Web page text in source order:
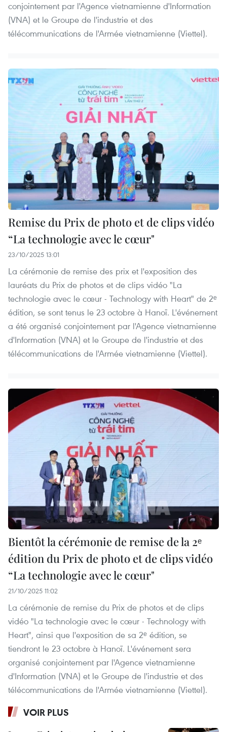
conjointement par l'Agence vietnamienne d'Information
(VNA) et le Groupe de l'industrie et des
télécommunications de l'Armée vietnamienne (Viettel).
Remise du Prix de photo et de clips vidéo
“La technologie avec le cœur"
23/10/2025 13:01
La cérémonie de remise des prix et l'exposition des
lauréats du Prix de photos et de clips vidéo "La
technologie avec le cœur - Technology with Heart" de 2ᵉ
édition, se sont tenus le 23 octobre à Hanoï. L'événement
a été organisé conjointement par l'Agence vietnamienne
d'Information (VNA) et le Groupe de l'industrie et des
télécommunications de l'Armée vietnamienne (Viettel).
Bientôt la cérémonie de remise de la 2ᵉ
édition du Prix de photo et de clips vidéo
“La technologie avec le cœur"
21/10/2025 11:02
La cérémonie de remise du Prix de photos et de clips
vidéo "La technologie avec le cœur - Technology with
Heart", ainsi que l'exposition de sa 2ᵉ édition, se
tiendront le 23 octobre à Hanoï. L'événement sera
organisé conjointement par l'Agence vietnamienne
d'Information (VNA) et le Groupe de l'industrie et des
télécommunications de l'Armée vietnamienne (Viettel).
VOIR PLUS